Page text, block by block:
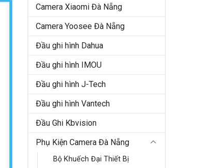
Camera Xiaomi Đà Nẵng
Camera Yoosee Đà Nẵng
Đầu ghi hình Dahua
Đầu ghi hình IMOU
Đầu ghi hình J-Tech
Đầu ghi hình Vantech
Đầu Ghi Kbvision
Phụ Kiện Camera Đà Nẵng
Bộ Khuếch Đại Thiết Bị